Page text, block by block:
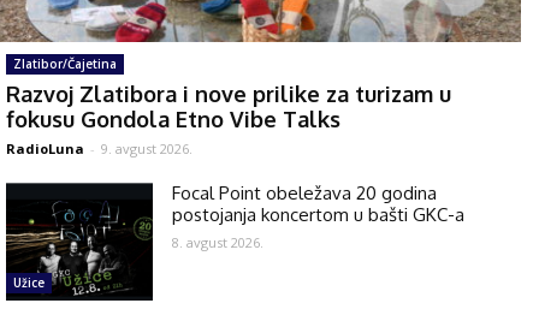
Zlatibor/Čajetina
Razvoj Zlatibora i nove prilike za turizam u
fokusu Gondola Etno Vibe Talks
RadioLuna - 9. avgust 2026.
Užice
Focal Point obeležava 20 godina
postojanja koncertom u bašti GKC-a
8. avgust 2026.